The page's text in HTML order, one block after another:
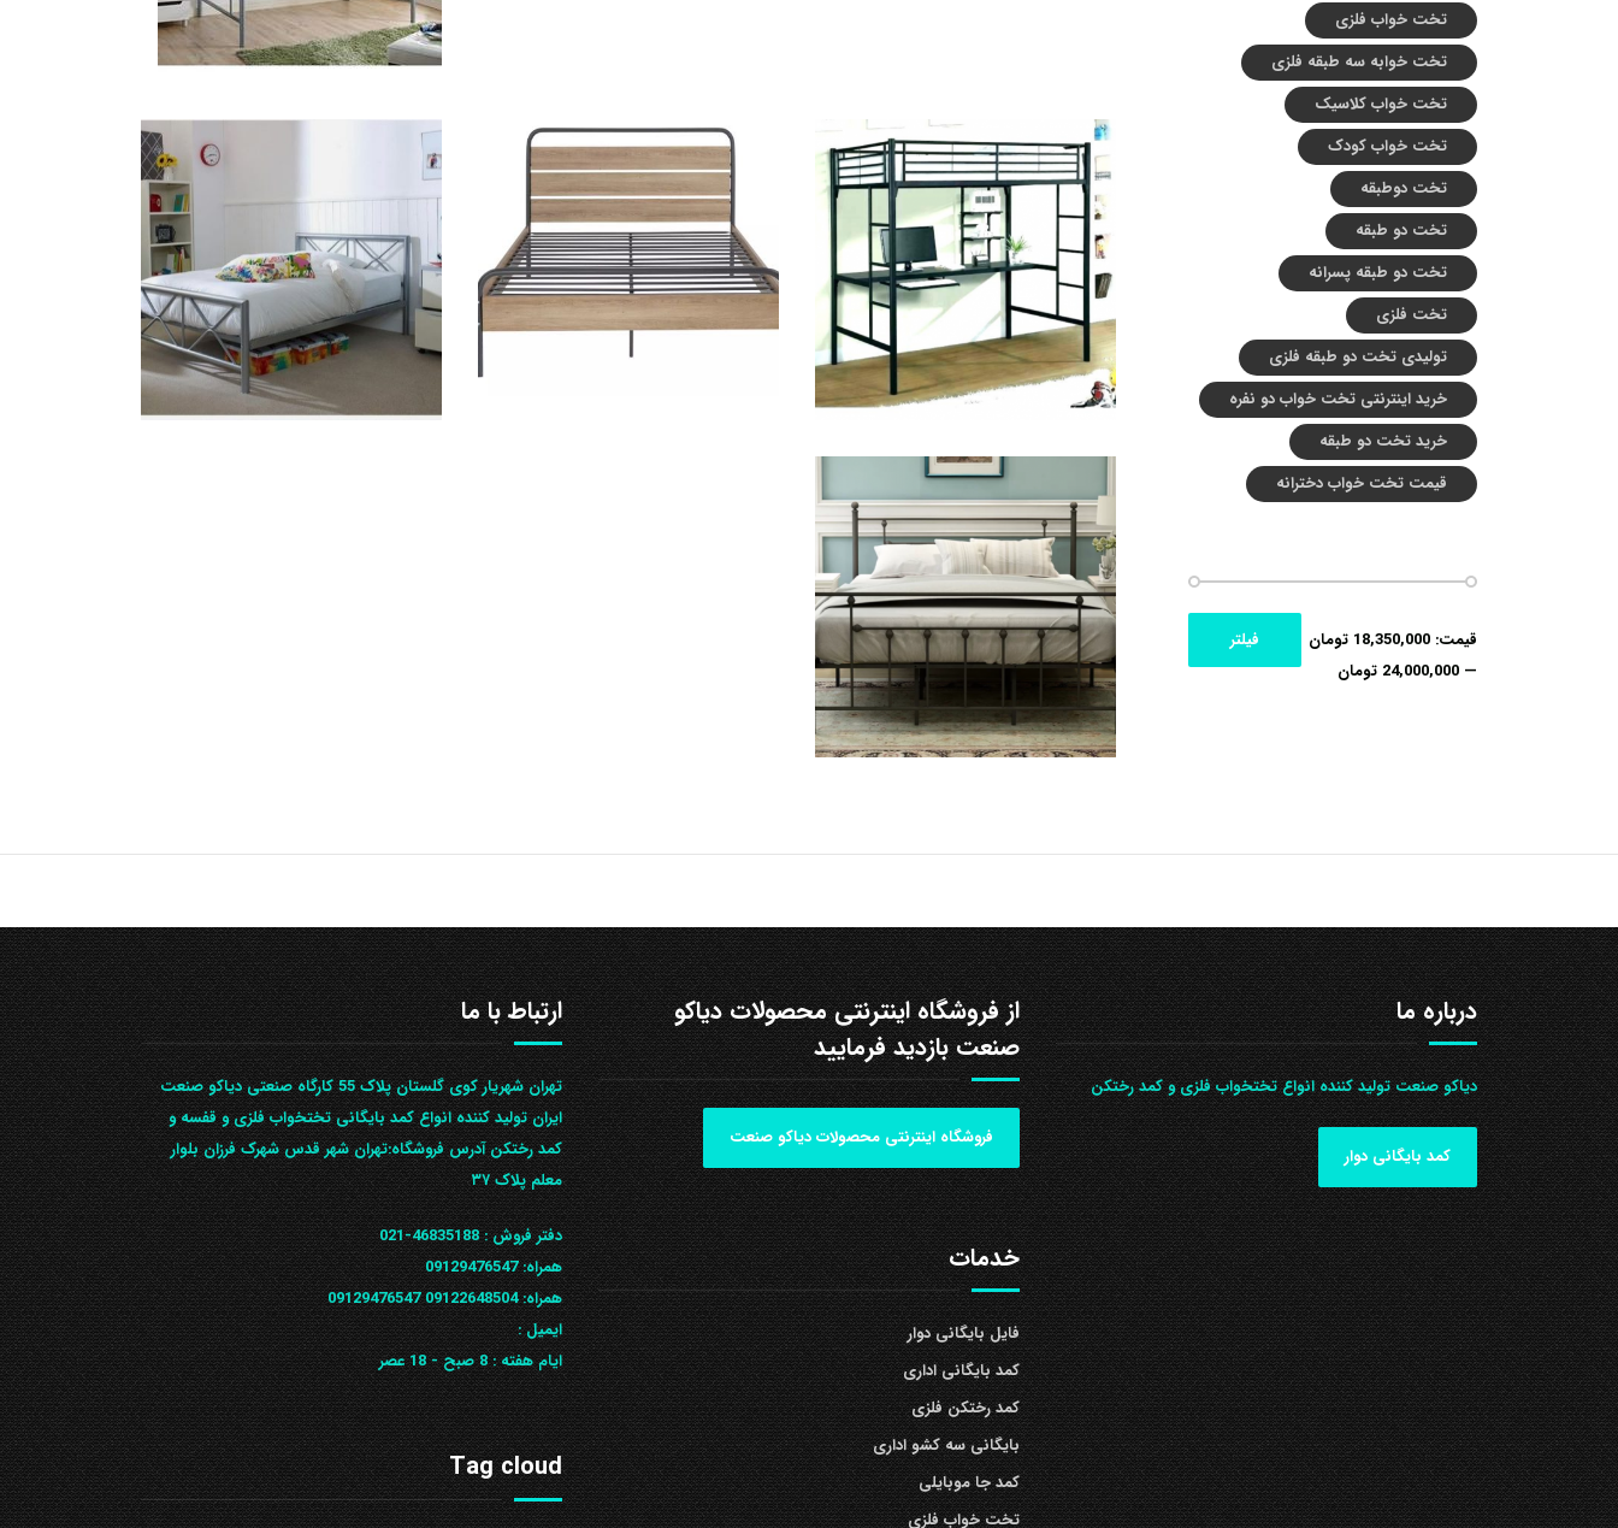
تخت خواب فلزی
تخت خوابه سه طبقه فلزی
تخت خواب کلاسیک
تخت خواب کودک
تخت دوطبقه
تخت دو طبقه
تخت دو طبقه پسرانه
تخت فلزی
تولیدی تخت دو طبقه فلزی
خرید اینترنتی تخت خواب دو نفره
خرید تخت دو طبقه
قیمت تخت خواب دخترانه
حداقل
حداکثر
فیلتر قیمت: 18,350,000 تومان
— 24,000,000 تومان
درباره ما
دیاکو صنعت تولید کننده انواع تختخواب فلزی و کمد رختکن
کمد بایگانی دوار
از فروشگاه اینترنتی محصولات دیاکو
صنعت بازدید فرمایید
فروشگاه اینترنتی محصولات دیاکو صنعت
خدمات
فایل بایگانی دوار
کمد بایگانی اداری
کمد رختکن فلزی
بایگانی سه کشو اداری
کمد جا موبایلی
تخت خواب فلزی
ارتباط با ما
تهران شهریار کوی گلستان پلاک 55 کارگاه صنعتی دیاکو صنعت
ایران تولید کننده انواع کمد بایگانی تختخواب فلزی و قفسه و
کمد رختکن آدرس ف‍روشگاه:تهران شهر قدس شهرک فرزان بلوار
معلم پلاک ۳۷
دفتر فروش :46835188-021
همراه:09129476547
همراه: 09122648504
09129476547
ایمیل :
ایام هفته :8 صبح - 18 عصر
Tag cloud